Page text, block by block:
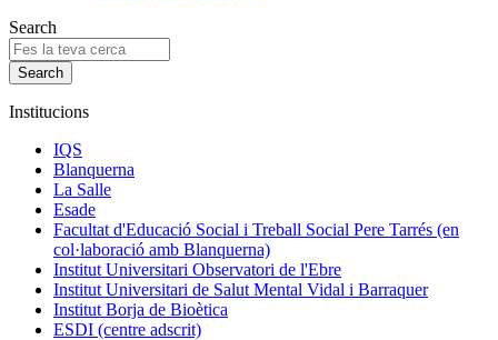
Search
Institucions
IQS
Blanquerna
La Salle
Esade
Facultat d'Educació Social i Treball Social Pere Tarrés (en
col·laboració amb Blanquerna)
Institut Universitari Observatori de l'Ebre
Institut Universitari de Salut Mental Vidal i Barraquer
Institut Borja de Bioètica
ESDI (centre adscrit)